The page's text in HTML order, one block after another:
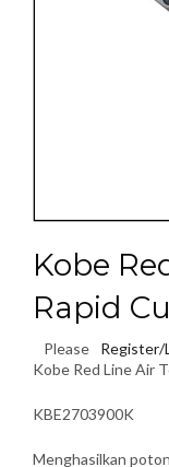
Kobe
Rapid
Please Register/
Kobe Red Line Air
KBE2703900K
Menghasilkan